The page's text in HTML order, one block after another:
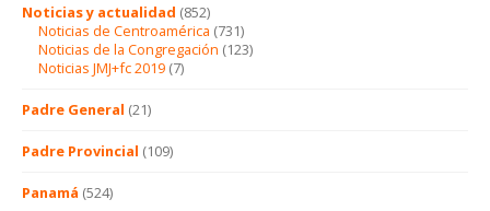
Noticias y actualidad (852)
Noticias de Centroamérica (731)
Noticias de la Congregación (123)
Noticias JMJ+fc 2019 (7)
Padre General (21)
Padre Provincial (109)
Panamá (524)